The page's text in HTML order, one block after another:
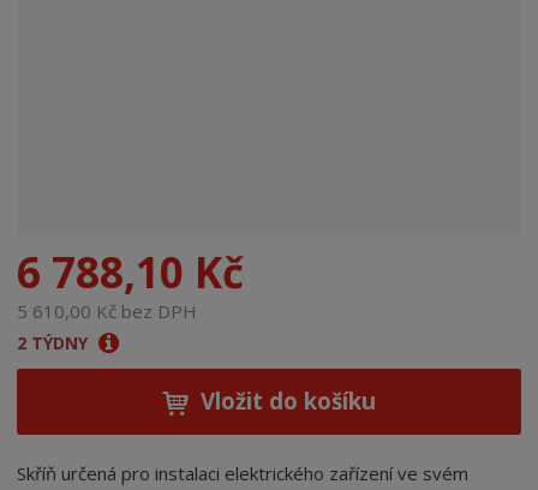
6 788,10 Kč
5 610,00 Kč bez DPH
2 TÝDNY
Vložit do košíku
Skříň určená pro instalaci elektrického zařízení ve svém